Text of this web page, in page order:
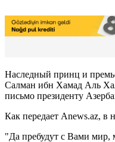
Наследный принц и
Салман ибн Хамад Аль
письмо президенту
Как передает Anews.az, в
"Да пребудут с Вами мир,